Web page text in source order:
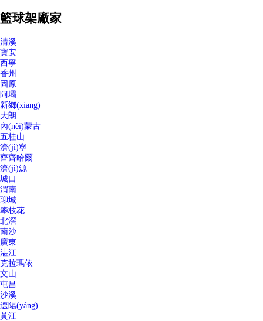
籃球架廠家
清溪
寶安
西寧
香州
固原
阿壩
新鄉(xiāng)
大朗
內(nèi)蒙古
五桂山
濟(jì)寧
齊齊哈爾
濟(jì)源
城口
渭南
聊城
攀枝花
北滘
南沙
廣東
湛江
克拉瑪依
文山
屯昌
沙溪
遼陽(yáng)
黃江